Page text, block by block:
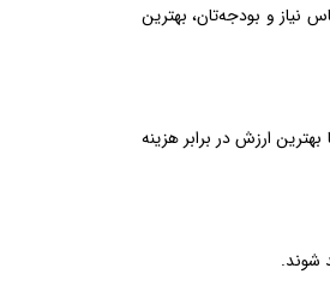
نیاز و بودجه‌تان، بهترین
ارزش در برابر هزینه
شوند.